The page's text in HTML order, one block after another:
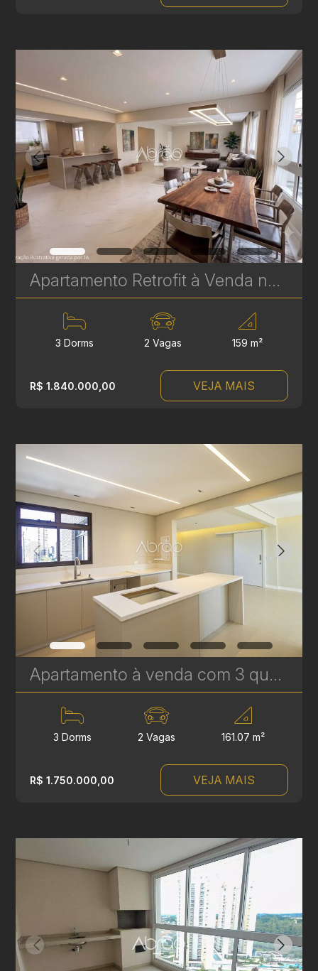
Apartamento Retrofit à Venda no Batel – Edifício Cristina | 3 Quartos, 2 Suítes, 159 m² | Ref 1748
3 Dorms 2 Vagas 159 m²
R$ 1.840.000,00 VEJA MAIS
Apartamento à venda com 3 quartos sendo 1 suíte no Ecoville- 161,07 m² - Ecoville Tower | Ref. 1788
3 Dorms 2 Vagas 161.07 m²
R$ 1.750.000,00 VEJA MAIS